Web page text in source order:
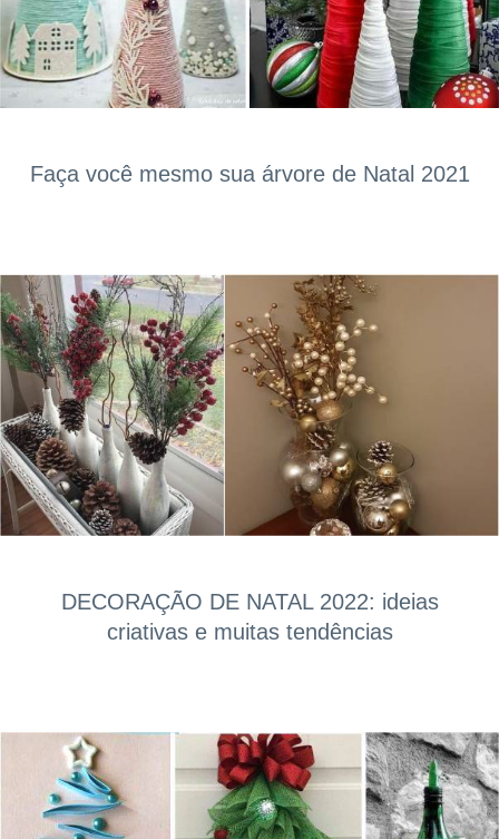
Faça você mesmo sua árvore de Natal 2021
DECORAÇÃO DE NATAL 2022: ideias
criativas e muitas tendências